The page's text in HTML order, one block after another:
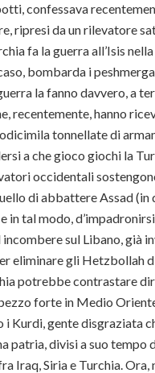
confessava
ripresi da un rilevatore
fa la guerra all’Isis
bombarda i
la fanno davvero, a
recentemente, hanno
tonnellate di
a che gioco giochi la
occidentali
di abbattere Assad (in
in tal modo,
sul Libano, già
eliminare gli Hetzbollah
potrebbe contrastare
forte in Medio
i Kurdi, gente disgraziata
patria, divisi a suo tempo
Iraq, Siria e Turchia. Ora,